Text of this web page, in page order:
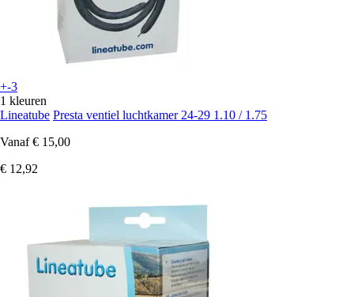
+-3
1 kleuren
Lineatube Presta ventiel luchtkamer 24-29 1.10 / 1.75
Vanaf € 15,00
€ 12,92